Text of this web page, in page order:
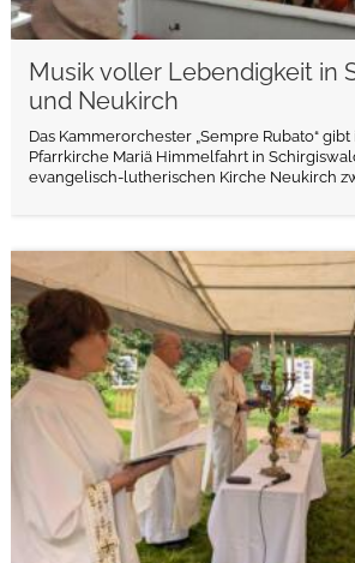
Musik voller Lebendigkeit in
und Neukirch
Das Kammerorchester „Sempre Rubato“
Pfarrkirche Mariä Himmelfahrt in
evangelisch-lutherischen Kirche Neukirch
weiterlesen